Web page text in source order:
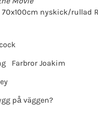
nyskick/rullad
Farbror Joakim
på väggen?